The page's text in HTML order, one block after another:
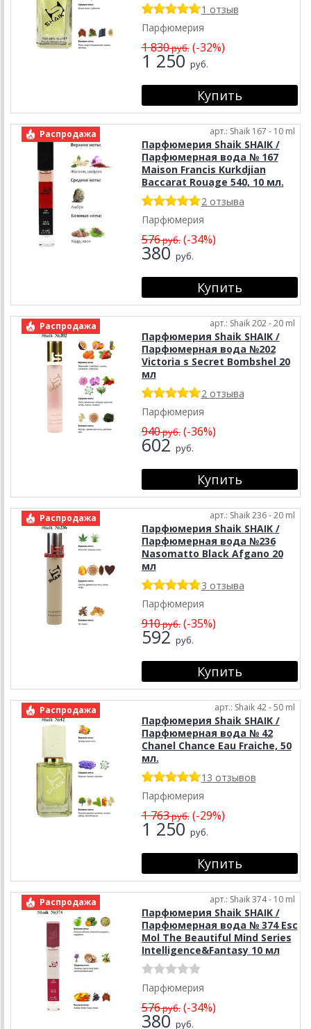
1 отзыв
Парфюмерия
1 830руб.(-32%)
1 250 руб.
Распродажа арт.: Shaik 167 - 10 ml
Парфюмерия Shaik SHAIK /
Парфюмерная вода № 167
Maison Francis Kurkdjian
Baccarat Rouage 540, 10 мл.
2 отзыва
Парфюмерия
576руб.(-34%)
380 руб.
Распродажа арт.: Shaik 202 - 20 ml
Парфюмерия Shaik SHAIK /
Парфюмерная вода №202
Victoria s Secret Bombshel 20
мл
2 отзыва
Парфюмерия
940руб.(-36%)
602 руб.
Распродажа арт.: Shaik 236 - 20 ml
Парфюмерия Shaik SHAIK /
Парфюмерная вода №236
Nasomatto Black Afgano 20
мл
3 отзыва
Парфюмерия
910руб.(-35%)
592 руб.
Распродажа арт.: Shaik 42 - 50 ml
Парфюмерия Shaik SHAIK /
Парфюмерная вода № 42
Chanel Chance Еаu Fraiche, 50
мл.
13 отзывов
Парфюмерия
1 763руб.(-29%)
1 250 руб.
Распродажа арт.: Shaik 374 - 10 ml
Парфюмерия Shaik SHAIK /
Парфюмерная вода № 374 Esc
Mol The Beautiful Mind Series
Intelligence&Fantasy 10 мл
Парфюмерия
576руб.(-34%)
380 руб.